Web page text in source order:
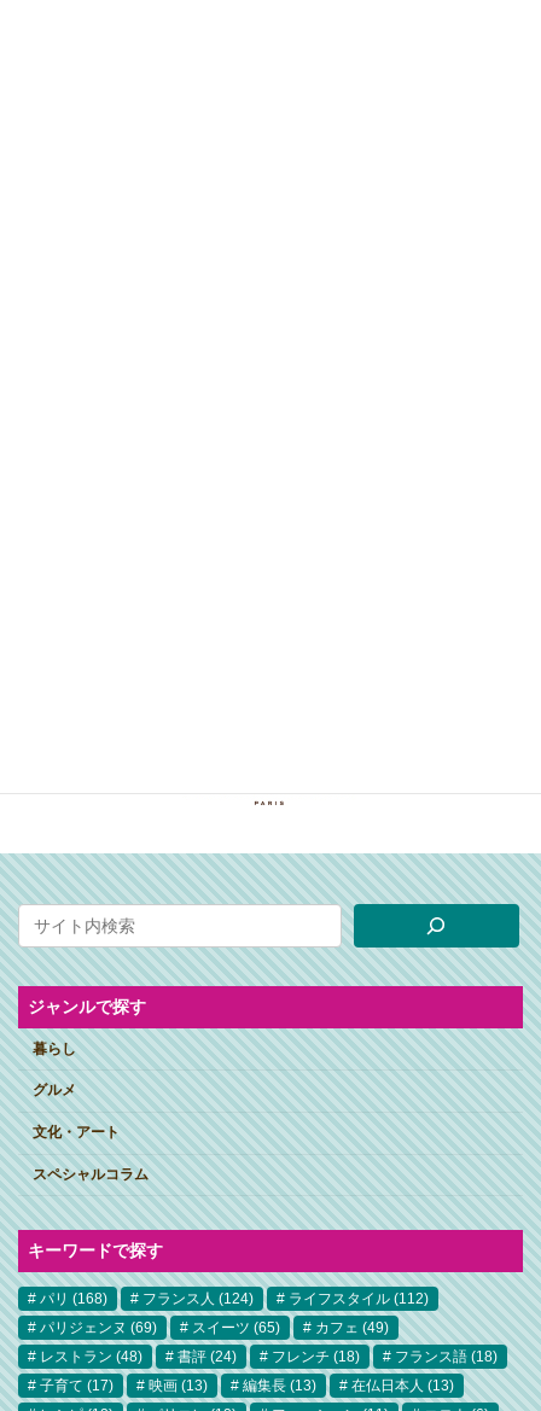
ジャンルで探す
暮らし
グルメ
文化・アート
スペシャルコラム
キーワードで探す
パリ (168) フランス人 (124) ライフスタイル (112)
パリジェンヌ (69) スイーツ (65) カフェ (49)
レストラン (48) 書評 (24) フレンチ (18) フランス語 (18)
子育て (17) 映画 (13) 編集長 (13) 在仏日本人 (13)